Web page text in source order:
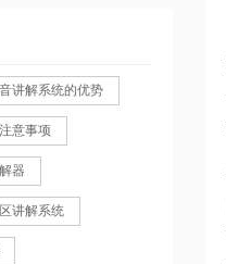
讲解系统的优势
意事项
器
讲解系统